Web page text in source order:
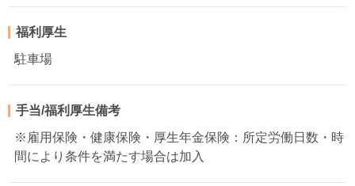
福利厚生
駐車場
手当/福利厚生備考
※雇用保険・健康保険・厚生年金保険：所定労働日数・時
間により条件を満たす場合は加入